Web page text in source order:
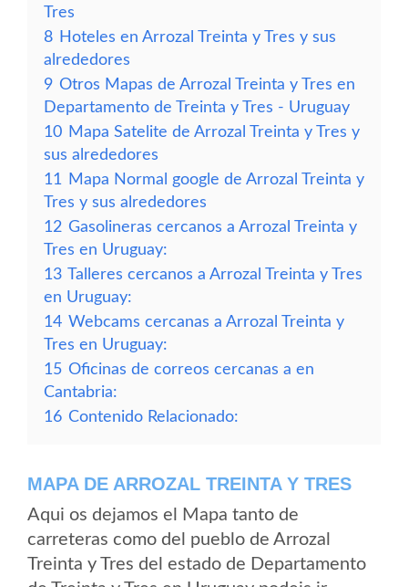
Tres
8 Hoteles en Arrozal Treinta y Tres y sus
alrededores
9 Otros Mapas de Arrozal Treinta y Tres en
Departamento de Treinta y Tres - Uruguay
10 Mapa Satelite de Arrozal Treinta y Tres y
sus alrededores
11
Mapa Normal google de Arrozal Treinta y
Tres y sus alrededores
12 Gasolineras cercanos a Arrozal Treinta y
Tres en Uruguay:
13 Talleres cercanos a Arrozal Treinta y Tres
en Uruguay:
14 Webcams cercanas a Arrozal Treinta y
Tres en Uruguay:
15 Oficinas de correos cercanas a en
Cantabria:
16 Contenido Relacionado:
MAPA DE ARROZAL TREINTA Y TRES
Aqui os dejamos el Mapa tanto de
carreteras como del pueblo de Arrozal
Treinta y Tres del estado de Departamento